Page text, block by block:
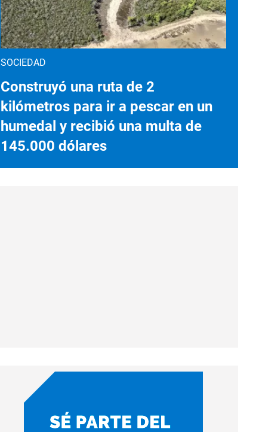
SOCIEDAD
Construyó una ruta de 2
kilómetros para ir a pescar en un
humedal y recibió una multa de
145.000 dólares